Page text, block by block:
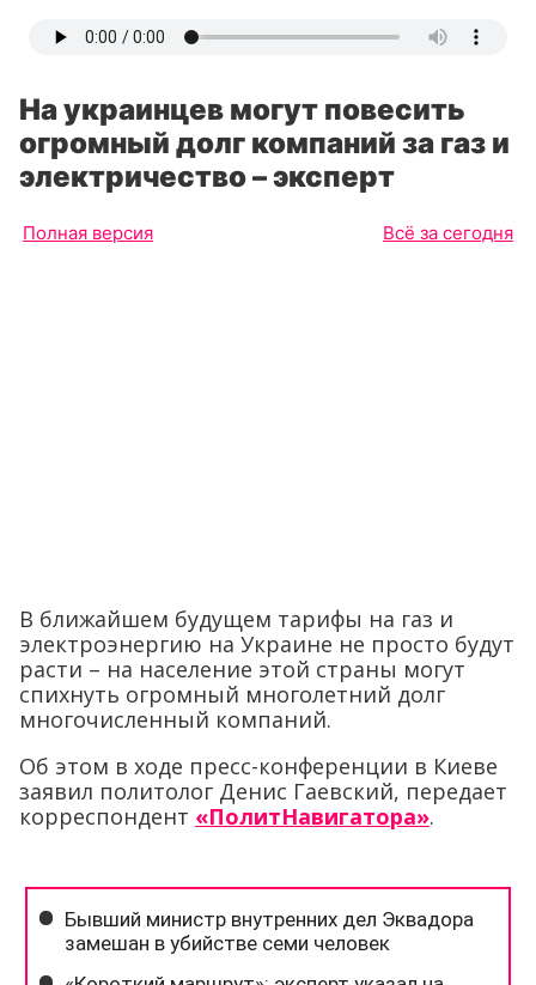
На украинцев могут повесить
огромный долг компаний за газ и
электричество – эксперт
Полная версия Всё за сегодня
В ближайшем будущем тарифы на газ и
электроэнергию на Украине не просто будут
расти – на население этой страны могут
спихнуть огромный многолетний долг
многочисленный компаний.
Об этом в ходе пресс-конференции в Киеве
заявил политолог Денис Гаевский, передает
корреспондент «ПолитНавигатора».